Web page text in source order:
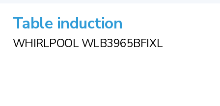
Table induction
WHIRLPOOL WLB3965BFIXL